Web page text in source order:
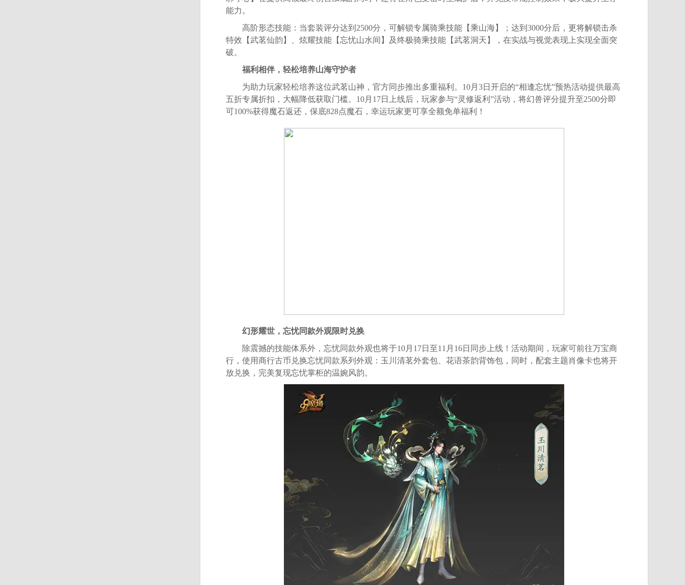
能力。
高阶形态技能：当套装评分达到2500分，可解锁专属骑乘技能【乘山海】；达到3000分后，更将解锁击杀
特效【武茗仙韵】、炫耀技能【忘忧山水间】及终极骑乘技能【武茗洞天】，在实战与视觉表现上实现全面突
破。
福利相伴，轻松培养山海守护者
为助力玩家轻松培养这位武茗山神，官方同步推出多重福利。10月3日开启的“相逢忘忧”预热活动提供最高
五折专属折扣，大幅降低获取门槛。10月17日上线后，玩家参与“灵修返利”活动，将幻兽评分提升至2500分即
可100%获得魔石返还，保底828点魔石，幸运玩家更可享全额免单福利！
幻形耀世，忘忧同款外观限时兑换
除震撼的技能体系外，忘忧同款外观也将于10月17日至11月16日同步上线！活动期间，玩家可前往万宝商
行，使用商行古币兑换忘忧同款系列外观：玉川清茗外套包、花语茶韵背饰包，同时，配套主题肖像卡也将开
放兑换，完美复现忘忧掌柜的温婉风韵。